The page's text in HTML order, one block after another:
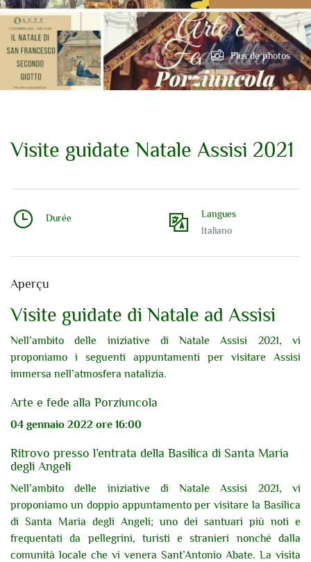
Plus de photos
Visite guidate Natale Assisi 2021
Durée
Langues
Italiano
Aperçu
Visite guidate di Natale ad Assisi
Nell’ambito delle iniziative di Natale Assisi 2021, vi
proponiamo i seguenti appuntamenti per visitare Assisi
immersa nell’atmosfera natalizia.
Arte e fede alla Porziuncola
04 gennaio 2022 ore 16:00
Ritrovo presso l’entrata della Basilica di Santa Maria
degli Angeli
Nell’ambito delle iniziative di Natale Assisi 2021, vi
proponiamo un doppio appuntamento per visitare la Basilica
di Santa Maria degli Angeli; uno dei santuari più noti e
frequentati da pellegrini, turisti e stranieri nonché dalla
comunità locale che vi venera Sant’Antonio Abate. La visita